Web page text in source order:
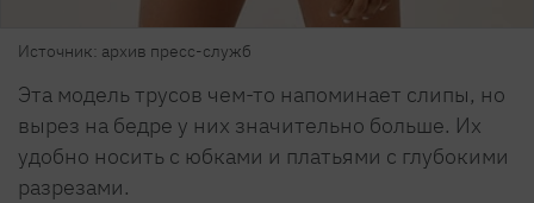
Источник: архив пресс-служб
Эта модель трусов чем-то напоминает слипы, но
вырез на бедре у них значительно больше. Их
удобно носить с юбками и платьями с глубокими
разрезами.